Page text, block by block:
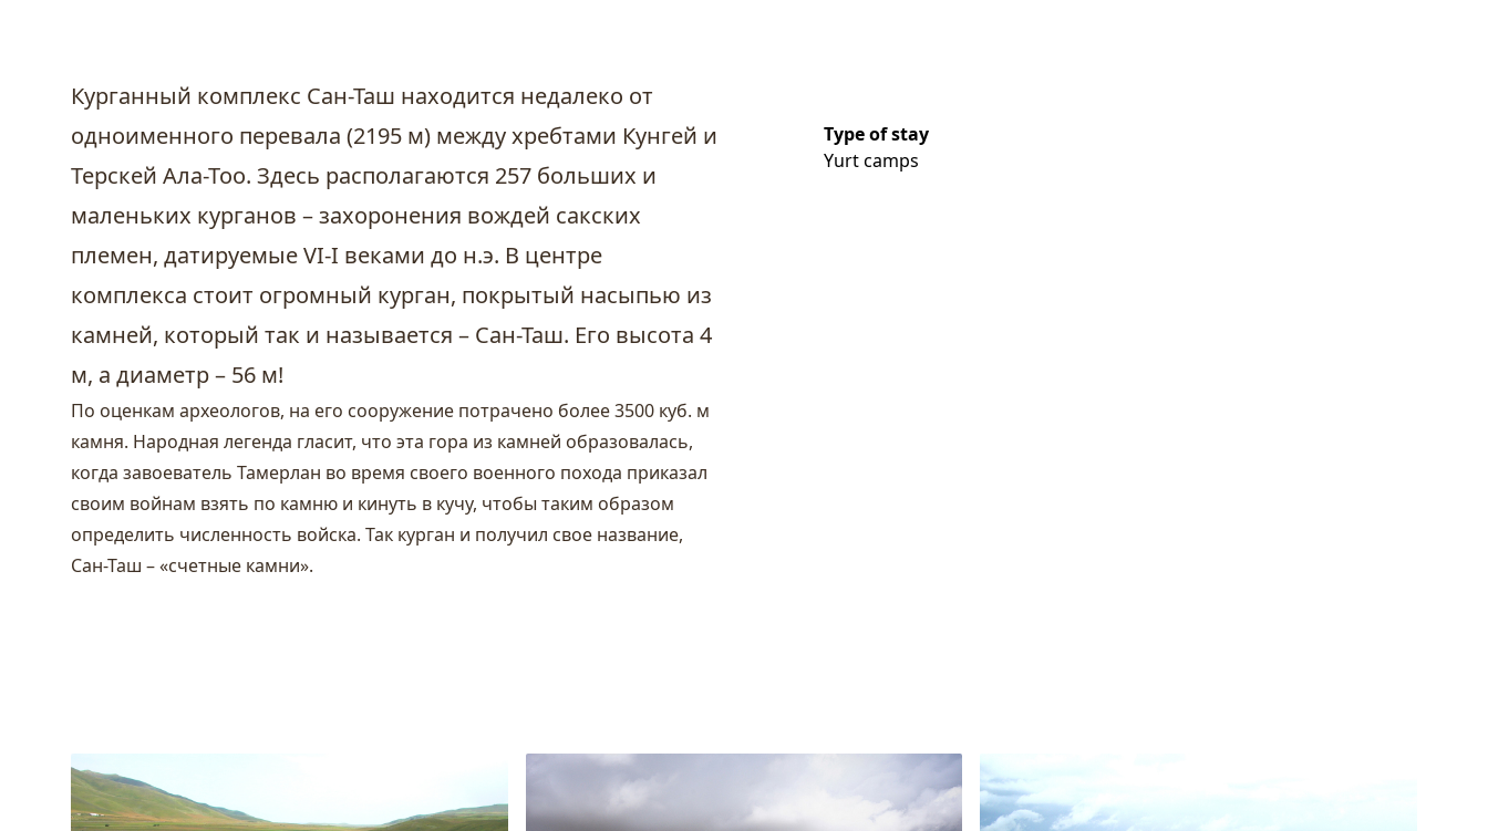
Курганный комплекс Сан-Таш находится недалеко от
одноименного перевала (2195 м) между хребтами Кунгей и
Терскей Ала-Тоо. Здесь располагаются 257 больших и
маленьких курганов – захоронения вождей сакских
племен, датируемые VI-I веками до н.э. В центре
комплекса стоит огромный курган, покрытый насыпью из
камней, который так и называется – Сан-Таш. Его высота 4
м, а диаметр – 56 м!
По оценкам археологов, на его сооружение потрачено более 3500 куб. м
камня. Народная легенда гласит, что эта гора из камней образовалась,
когда завоеватель Тамерлан во время своего военного похода приказал
своим войнам взять по камню и кинуть в кучу, чтобы таким образом
определить численность войска. Так курган и получил свое название,
Сан-Таш – «счетные камни».
Type of stay
Yurt camps